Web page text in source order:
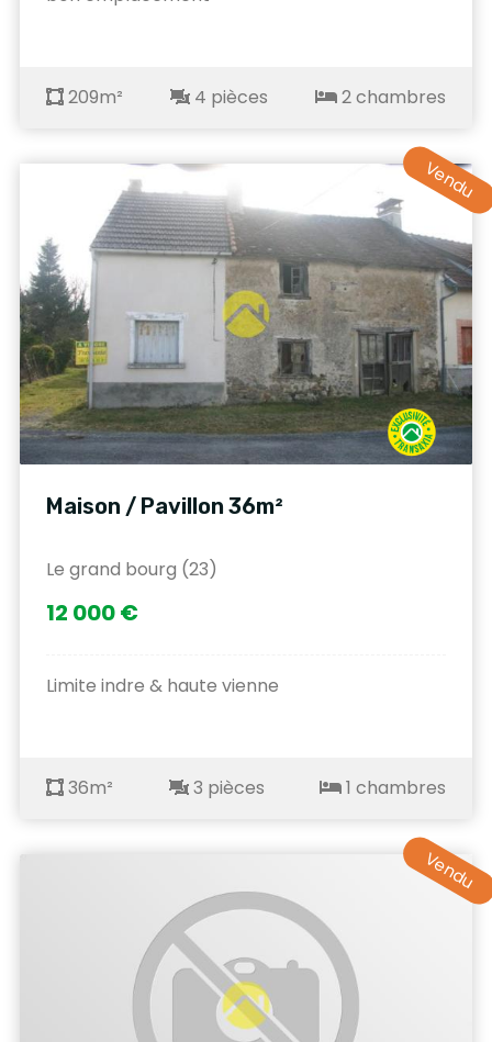
209m² 4 pièces 2 chambres
Vendu
Maison / Pavillon 36m²
Le grand bourg (23)
12 000 €
Limite indre & haute vienne
36m² 3 pièces 1 chambres
Vendu